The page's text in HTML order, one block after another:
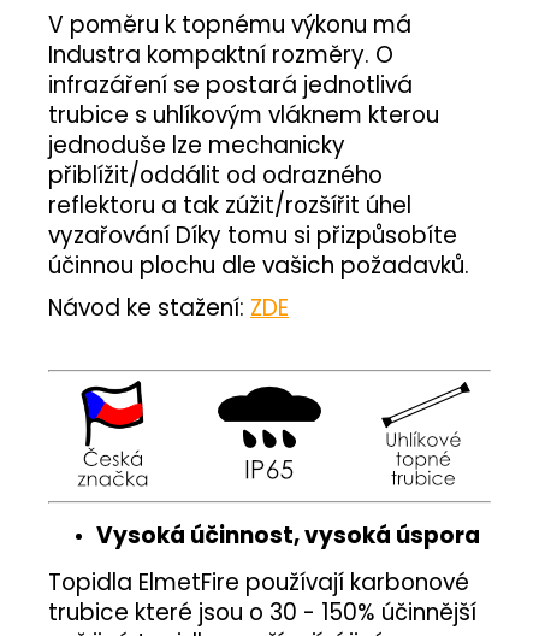
V poměru k topnému výkonu má
Industra kompaktní rozměry. O
infrazáření se postará jednotlivá
trubice s uhlíkovým vláknem kterou
jednoduše lze mechanicky
přiblížit/oddálit od odrazného
reflektoru a tak zúžit/rozšířit úhel
vyzařování Díky tomu si přizpůsobíte
účinnou plochu dle vašich požadavků.
Návod ke stažení: ZDE
Vysoká účinnost, vysoká úspora
Topidla ElmetFire používají karbonové
trubice které jsou o 30 - 150% účinnější